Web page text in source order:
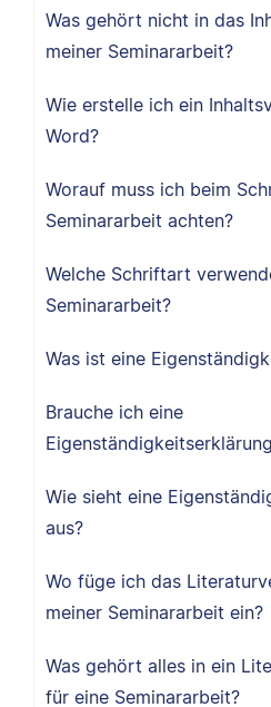
Was gehört nicht in das
meiner Seminararbeit?
Wie erstelle ich ein
Word?
Worauf muss ich beim
Seminararbeit achten?
Welche Schriftart
Seminararbeit?
Was ist eine
Brauche ich eine
Wie sieht eine
aus?
Wo füge ich das
meiner Seminararbeit ein?
Was gehört alles in ein
für eine Seminararbeit?